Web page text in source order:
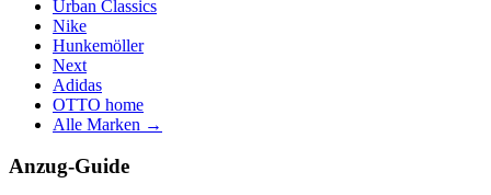
Urban Classics
Nike
Hunkemöller
Next
Adidas
OTTO home
Alle Marken →
Anzug-Guide